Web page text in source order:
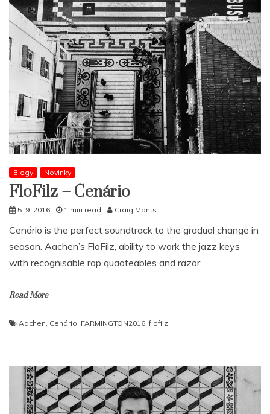
Blogy Novinky
FloFilz – Cenário
5. 9. 2016 1 min read Craig Monts
Cenário is the perfect soundtrack to the gradual change in
season. Aachen’s FloFilz‚ ability to work the jazz keys
with recognisable rap quaoteables and razor
Read More
Aachen, Cenário, FARMINGTON2016,flofilz